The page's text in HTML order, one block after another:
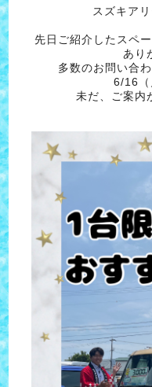
スズキア
先日ご紹介したスペ
あり
多数のお問い合
6/16（
未だ、ご案内